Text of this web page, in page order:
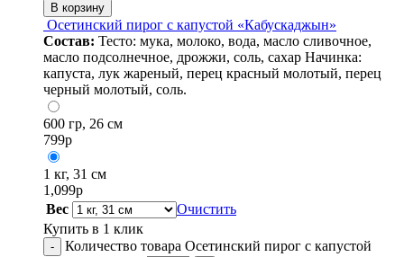
В корзину
Осетинский пирог с капустой «Кабускаджын»
Состав: Тесто: мука, молоко, вода, масло сливочное,
масло подсолнечное, дрожжи, соль, сахар Начинка:
капуста, лук жареный, перец красный молотый, перец
черный молотый, соль.
600 гр, 26 см
799р
1 кг, 31 см
1,099р
Вес
Очистить
Купить в 1 клик
-
Количество товара Осетинский пирог с капустой